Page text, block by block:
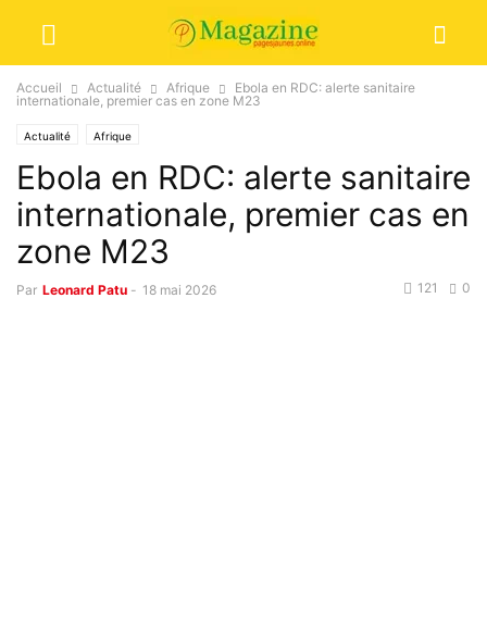
Accueil Actualité Afrique
Ebola en RDC: alerte sanitaire
internationale, premier cas en zone M23
Actualité Afrique
Ebola en RDC: alerte sanitaire
internationale, premier cas en
zone M23
Par Leonard Patu - 18 mai 2026 0
121